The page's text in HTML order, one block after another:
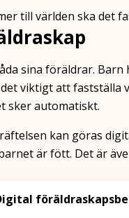
till världen ska det
sina föräldrar.
viktigt att fastställa
sker automatiskt.
kan göras
är fött. Det är